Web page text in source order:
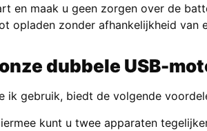
en maak u geen zorgen over de
opladen zonder afhankelijkheid van
dubbele USB-
ik gebruik, biedt de volgende
kunt u twee apparaten